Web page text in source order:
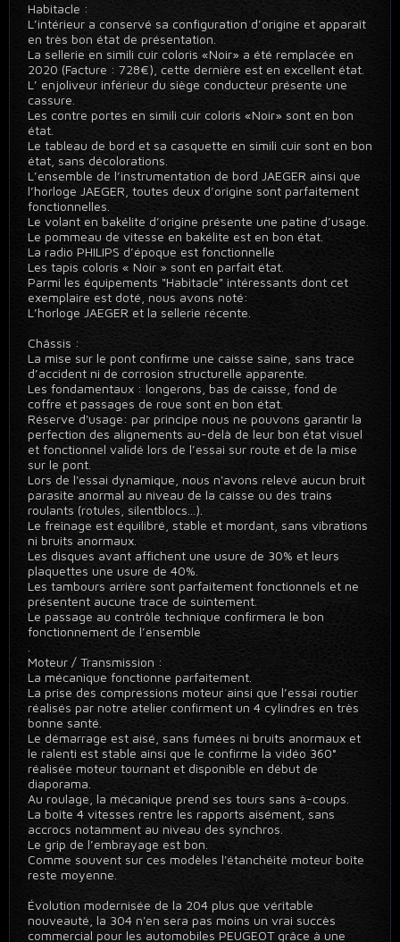
Habitacle :
L’intérieur a conservé sa configuration d’origine et apparaît
en très bon état de présentation.
La sellerie en simili cuir coloris «Noir» a été remplacée en
2020 (Facture : 728€), cette dernière est en excellent état.
L’ enjoliveur inférieur du siège conducteur présente une
cassure.
Les contre portes en simili cuir coloris «Noir» sont en bon
état.
Le tableau de bord et sa casquette en simili cuir sont en bon
état, sans décolorations.
L’ensemble de l’instrumentation de bord JAEGER ainsi que
l’horloge JAEGER, toutes deux d’origine sont parfaitement
fonctionnelles.
Le volant en bakélite d’origine présente une patine d’usage.
Le pommeau de vitesse en bakélite est en bon état.
La radio PHILIPS d’époque est fonctionnelle
Les tapis coloris « Noir » sont en parfait état.
Parmi les équipements "Habitacle" intéressants dont cet
exemplaire est doté, nous avons noté:
L’horloge JAEGER et la sellerie récente.
Châssis :
La mise sur le pont confirme une caisse saine, sans trace
d’accident ni de corrosion structurelle apparente.
Les fondamentaux : longerons, bas de caisse, fond de
coffre et passages de roue sont en bon état.
Réserve d'usage: par principe nous ne pouvons garantir la
perfection des alignements au-delà de leur bon état visuel
et fonctionnel validé lors de l’essai sur route et de la mise
sur le pont.
Lors de l'essai dynamique, nous n'avons relevé aucun bruit
parasite anormal au niveau de la caisse ou des trains
roulants (rotules, silentblocs...).
Le freinage est équilibré, stable et mordant, sans vibrations
ni bruits anormaux.
Les disques avant affichent une usure de 30% et leurs
plaquettes une usure de 40%.
Les tambours arrière sont parfaitement fonctionnels et ne
présentent aucune trace de suintement.
Le passage au contrôle technique confirmera le bon
fonctionnement de l’ensemble
Moteur / Transmission :
La mécanique fonctionne parfaitement.
La prise des compressions moteur ainsi que l’essai routier
réalisés par notre atelier confirment un 4 cylindres en très
bonne santé.
Le démarrage est aisé, sans fumées ni bruits anormaux et
le ralenti est stable ainsi que le confirme la vidéo 360°
réalisée moteur tournant et disponible en début de
diaporama.
Au roulage, la mécanique prend ses tours sans à-coups.
La boîte 4 vitesses rentre les rapports aisément, sans
accrocs notamment au niveau des synchros.
Le grip de l’embrayage est bon.
Comme souvent sur ces modèles l'étanchéité moteur boîte
reste moyenne.
Évolution modernisée de la 204 plus que véritable
nouveauté, la 304 n'en sera pas moins un vrai succès
commercial pour les automobiles PEUGEOT grâce à une